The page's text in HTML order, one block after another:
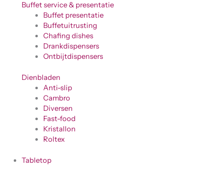
Buffet service & presentatie
Buffet presentatie
Buffetuitrusting
Chafing dishes
Drankdispensers
Ontbijtdispensers
Dienbladen
Anti-slip
Cambro
Diversen
Fast-food
Kristallon
Roltex
Tabletop